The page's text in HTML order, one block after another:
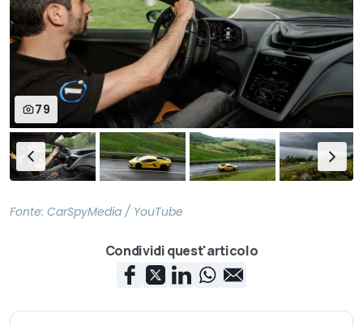
79
Fonte: CarSpyMedia / YouTube
Condividi quest'articolo